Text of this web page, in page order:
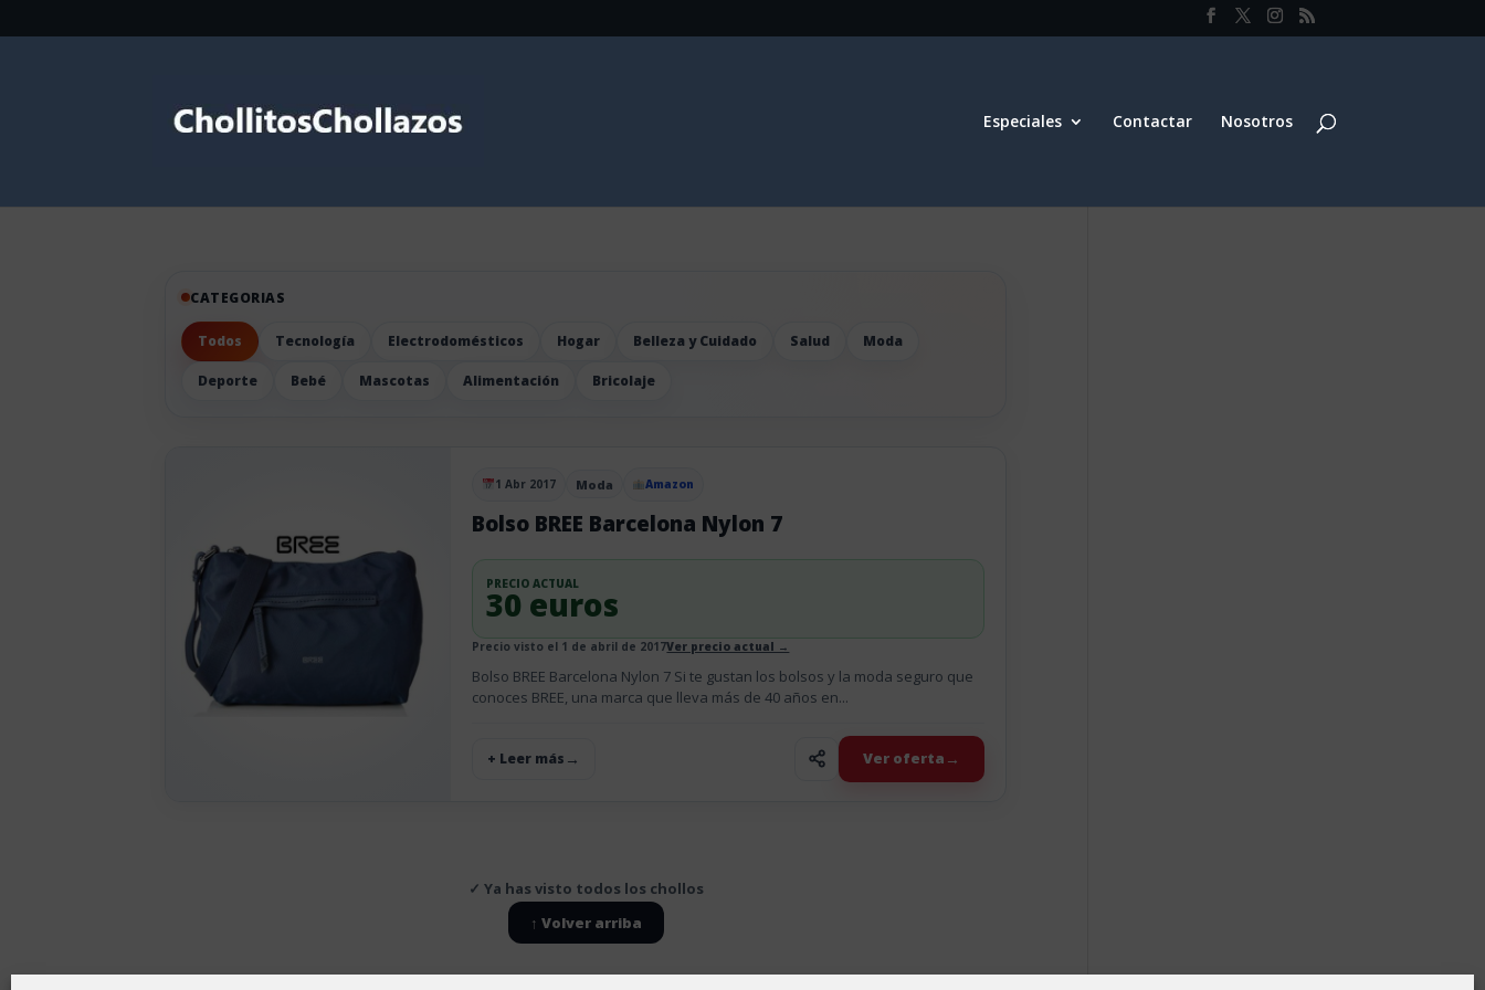
Especiales Contactar Nosotros
CATEGORIAS
Todos Tecnología Electrodomésticos Hogar Belleza y Cuidado Salud Moda
Deporte Bebé Mascotas Alimentación Bricolaje
1 Abr 2017 Moda Amazon
Bolso BREE Barcelona Nylon 7
PRECIO ACTUAL
30 euros
Precio visto el 1 de abril de 2017Ver precio actual →
Bolso BREE Barcelona Nylon 7 Si te gustan los bolsos y la moda seguro que
conoces BREE, una marca que lleva más de 40 años en...
+ Leer más Ver oferta
✓ Ya has visto todos los chollos
↑ Volver arriba